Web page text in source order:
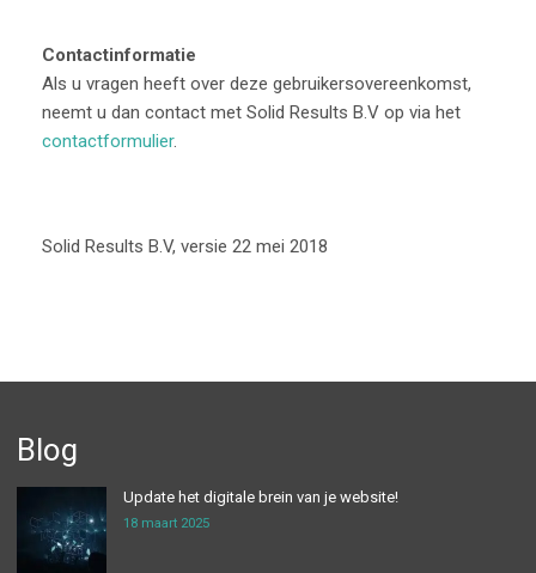
Contactinformatie
Als u vragen heeft over deze gebruikersovereenkomst,
neemt u dan contact met Solid Results B.V op via het
contactformulier.
Solid Results B.V, versie 22 mei 2018
Blog
Update het digitale brein van je website!
18 maart 2025